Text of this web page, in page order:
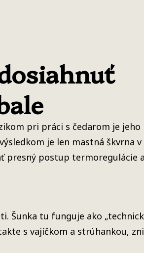
pri práci s čedarom je jeho
je len mastná škvrna v
presný postup termoregulácie a
Šunka tu funguje ako
s vajíčkom a strúhankou,